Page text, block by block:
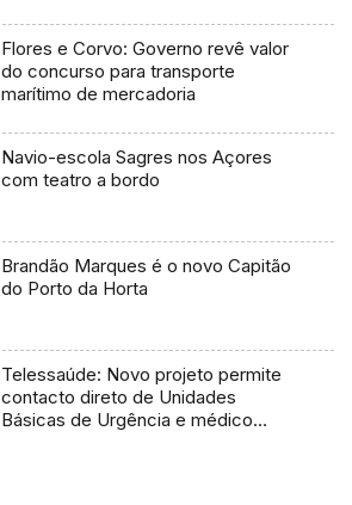
Flores e Corvo: Governo revê valor
do concurso para transporte
marítimo de mercadoria
Navio-escola Sagres nos Açores
com teatro a bordo
Brandão Marques é o novo Capitão
do Porto da Horta
Telessaúde: Novo projeto permite
contacto direto de Unidades
Básicas de Urgência e médico